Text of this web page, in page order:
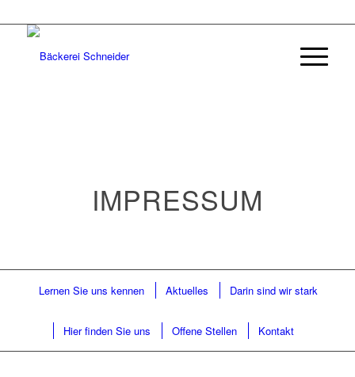
IMPRESSUM
Lernen Sie uns kennen Aktuelles Darin sind wir stark
Hier finden Sie uns Offene Stellen Kontakt